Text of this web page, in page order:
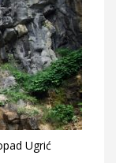
Ugrić